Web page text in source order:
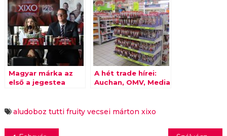
Magyar márka az
első a jegestea
A hét trade hírei:
Auchan, OMV, Media
aludoboz tutti fruity vecsei márton xixo